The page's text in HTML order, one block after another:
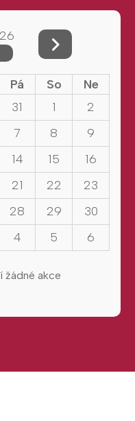
Pá So
Ne
31 1
2
7 8
9
14 15
16
21 22
23
28 29
30
4 5 6
žádné akce